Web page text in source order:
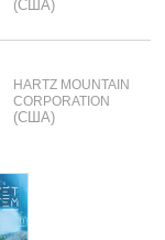
(США)
HARTZ MOUNTAIN
CORPORATION
(США)